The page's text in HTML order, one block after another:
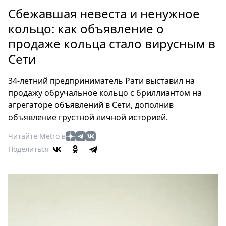
Россия
Мир
Здоровье
Мода
Театр
Кино
Книги
Выставки
Сбежавшая невеста и ненужное
кольцо: как объявление о
продаже кольца стало вирусным в
Сети
34-летний предприниматель Рати выставил на
продажу обручальное кольцо с бриллиантом на
агрегаторе объявлений в Сети, дополнив
объявление грустной личной историей.
Читайте Metro в
Поделиться